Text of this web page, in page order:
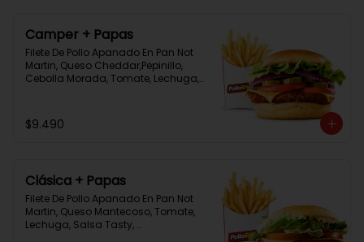
Camper + Papas
Filete De Pollo Apanado En Pan Not
Martin, Queso Cheddar,Pepinillo,
Cebolla Morada, Tomate, Lechuga,
$9.490
Clásica + Papas
Filete De Pollo Apanado En Pan Not
Martin, Queso Mantecoso, Tomate,
Lechuga, Salsa Tasty,